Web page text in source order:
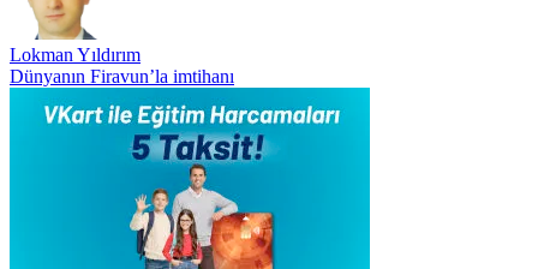
Lokman Yıldırım
Dünyanın Firavun’la imtihanı